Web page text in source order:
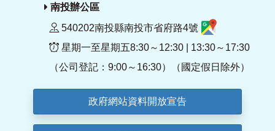
南投辦公區
540202南投縣南投市省府路4號
星期一至星期五8:30～12:30 | 13:30～17:30
（公司登記：9:00～16:30）（國定假日除外）
政府網站資料開放宣告